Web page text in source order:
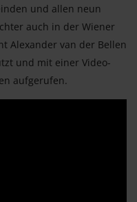
und allen neun
auch in der Wiener
Alexander van der Bellen
und mit einer Video-
aufgerufen.